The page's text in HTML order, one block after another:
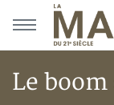
Aller au menu
Aller au contenu
Le